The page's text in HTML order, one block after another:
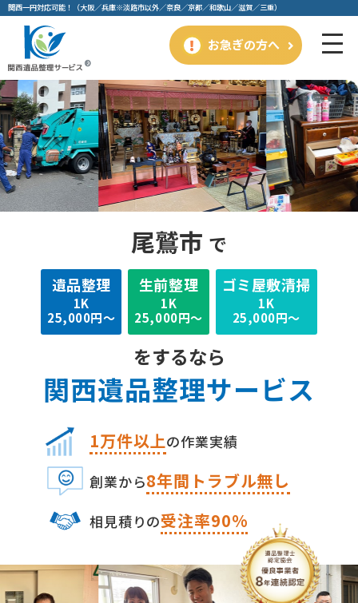
関⻄⼀円対応可能！（⼤阪／兵庫※淡路市以外／奈良／京都／和歌⼭／滋賀／三重）
お急ぎの方へ
尾鷲市 で
遺品整理
1K
25,000円～
⽣前整理
1K
25,000円～
ゴミ屋敷清掃
1K
25,000円～
をするなら
関⻄遺品整理サービス
1万件以上の作業実績
創業から8年間トラブル無し
相⾒積りの受注率90%